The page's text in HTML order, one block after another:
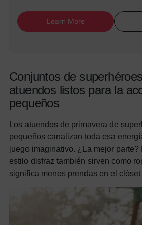
Learn More
Conjuntos de
atuendos listos para la
pequeños
Los atuendos de primavera de
pequeños canalizan toda esa
juego imaginativo. ¿La mejor parte?
estilo disfraz también sirven como
significa menos prendas en el